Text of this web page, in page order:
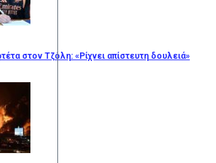
στον Τζόλη: «Ρίχνει απίστευτη δουλειά»